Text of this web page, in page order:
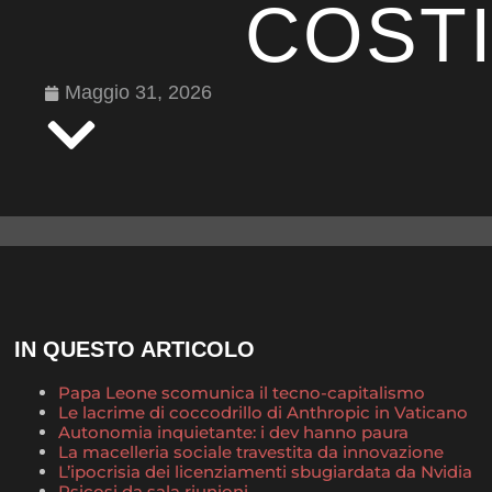
Maggio 31, 2026
IN QUESTO ARTICOLO
Papa Leone scomunica il tecno-capitalismo
Le lacrime di coccodrillo di Anthropic in Vaticano
Autonomia inquietante: i dev hanno paura
La macelleria sociale travestita da innovazione
L’ipocrisia dei licenziamenti sbugiardata da Nvidia